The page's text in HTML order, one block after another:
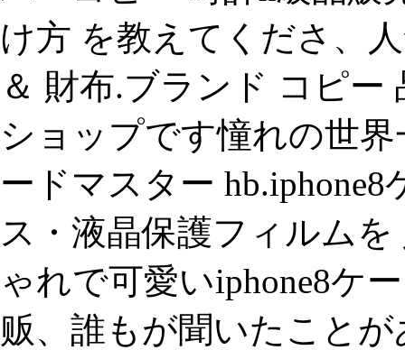
け方 を教えてくださ、
＆ 財布.ブランド コピー
ショップです憧れの世
ードマスター
ス・液晶保護フィルム
ゃれで可愛いiphone8ケ
贩、誰もが聞いたこと